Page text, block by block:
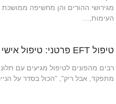
מגירושי ההורים והן מחשיפה
העימות,…
טיפול EFT פרטני: טיפול אישי ממוקד רגש (EFIT)
רבים מהפונים לטיפול מגיעים עם
מתפקד, אבל ריק", "הכול בסדר על